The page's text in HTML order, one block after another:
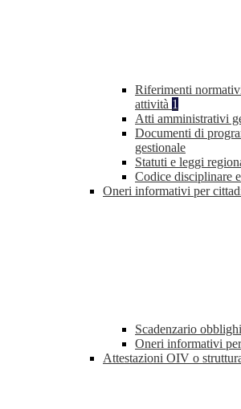
Riferimenti
attività 1
Atti amministrativi
Documenti di
gestionale
Statuti e leggi
Codice disciplinare
Oneri informativi per
Scadenzario
Oneri informativi
Attestazioni OIV o